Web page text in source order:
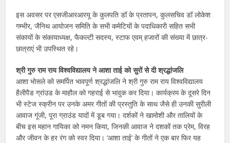
इस अवसर पर एसजीआरआरयू के कुलपति डॉ के प्रतापन, कुलसचिव डॉ लोकेश
गम्भीर, जैनिथ आयोजन समिति के सभी कमेटियों के पदाधिकारी सहित सभी
संकायों के संकायाध्यक्ष, फैकल्टी सदस्य, स्टाफ एवम् हजारों की संख्या में छात्र-
छात्राएं भी उपस्थित रहे।
श्री गुरु राम राय विश्वविद्यालय ने आशा ताई को सुरों से दी श्रद्धांजलि
आशा भोसले को समर्पित भावपूर्ण श्रद्धांजलि ने श्री गुरु राम राय विश्वविद्यालय
हैलीपैड ग्रांउड के माहौल को गहराई से भावुक कर दिया। कार्यक्रम के दूसरे दिन
भी स्टेज स्क्रीन पर उनके अमर गीतों की प्रस्तुति के साथ जैसे ही उनकी सुरीली
आवाज गूंजी, पूरा ग्राउंड यादों में डूब गया। दर्शकों ने खामोशी और तालियों के
बीच इस महान गायिका को नमन किया, जिनकी आवाज ने दशकों तक प्रेम, विरह
और जीवन के हर रंग को स्वर दिया। ‘आशा ताई’ के गीतों ने एक बार फिर यह